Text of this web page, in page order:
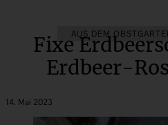
AUS DEM
Fixe
Erdbeer-
14. Mai 2023